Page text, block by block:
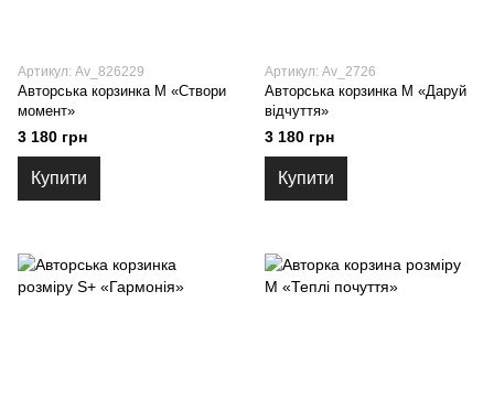
Артикул: Av_826229
Авторська корзинка М «Створи
момент»
3 180 грн
Купити
Артикул: Av_2726
Авторська корзинка М «Даруй
відчуття»
3 180 грн
Купити